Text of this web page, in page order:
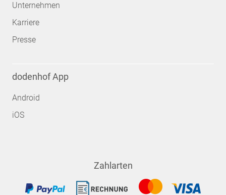
Unternehmen
Karriere
Presse
dodenhof App
Android
iOS
Zahlarten